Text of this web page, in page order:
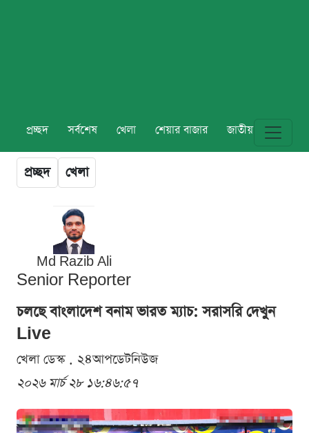
প্রচ্ছদ সর্বশেষ খেলা শেয়ার বাজার জাতীয় বিশ্ব
প্রচ্ছদ খেলা
Md Razib Ali
Senior Reporter
চলছে বাংলাদেশ বনাম ভারত ম্যাচ: সরাসরি দেখুন
Live
খেলা ডেস্ক . ২৪আপডেটনিউজ
২০২৬ মার্চ ২৮ ১৬:৪৬:৫৭